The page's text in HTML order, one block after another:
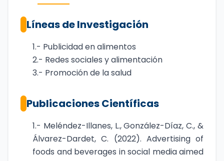
Líneas de Investigación
1.- Publicidad en alimentos
2.- Redes sociales y alimentación
3.- Promoción de la salud
Publicaciones Científicas
1.- Meléndez-Illanes, L., González-Díaz, C., &
Álvarez-Dardet, C. (2022). Advertising of
foods and beverages in social media aimed